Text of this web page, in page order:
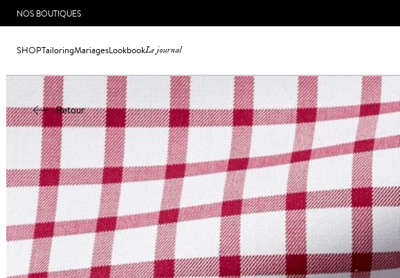
NOS BOUTIQUES
SHOPTailoringMariagesLookbookLe journal
Retour